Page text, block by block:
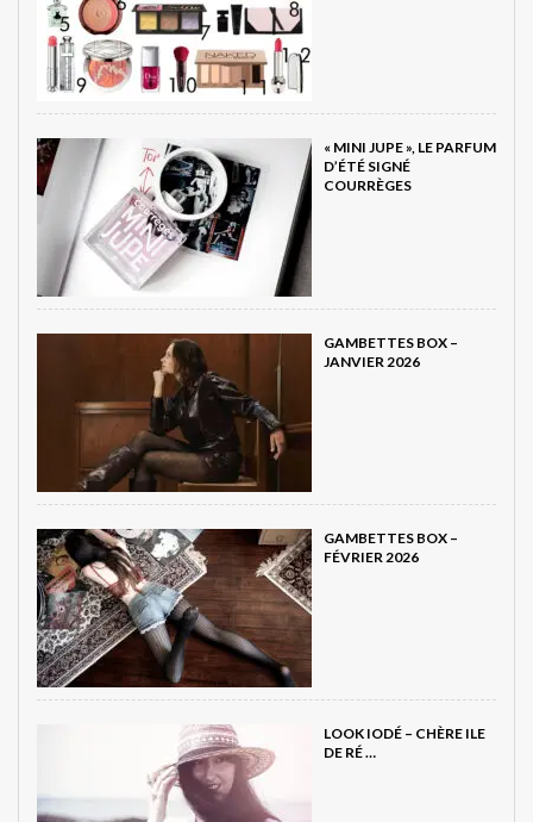
« MINI JUPE », LE PARFUM
D’ÉTÉ SIGNÉ
COURRÈGES
GAMBETTES BOX –
JANVIER 2026
GAMBETTES BOX –
FÉVRIER 2026
LOOK IODÉ – CHÈRE ILE
DE RÉ …